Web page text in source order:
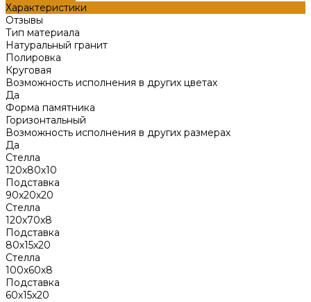
Характеристики
Отзывы
Тип материала
Натуральный гранит
Полировка
Круговая
Возможность исполнения в других цветах
Да
Форма памятника
Горизонтальный
Возможность исполнения в других размерах
Да
Стелла
120х80х10
Подставка
90х20х20
Стелла
120х70х8
Подставка
80х15х20
Стелла
100х60х8
Подставка
60х15х20